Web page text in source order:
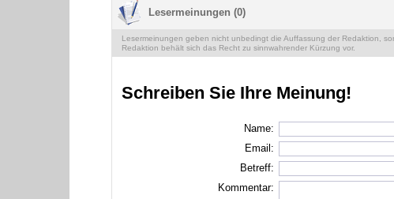
Lesermeinungen (0)
Lesermeinungen geben nicht unbedingt die Auffassung der Redaktion,
Redaktion behält sich das Recht zu sinnwahrender Kürzung vor.
Schreiben Sie Ihre Meinung!
Name:
Email:
Betreff:
Kommentar: